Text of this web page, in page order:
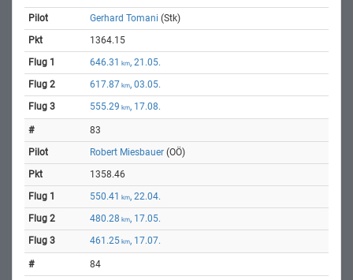
Gerhard Tomani (Stk)
1364.15
646.31 km, 21.05.
617.87 km, 03.05.
555.29 km, 17.08.
83
Robert Miesbauer (OÖ)
1358.46
550.41 km, 22.04.
480.28 km, 17.05.
461.25 km, 17.07.
84